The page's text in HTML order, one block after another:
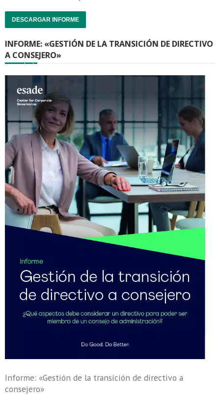
DESCARGAR INFORME
INFORME: «GESTIÓN DE LA TRANSICIÓN DE DIRECTIVO
A CONSEJERO»
Informe: «Gestión de la transición de directivo a
consejero»